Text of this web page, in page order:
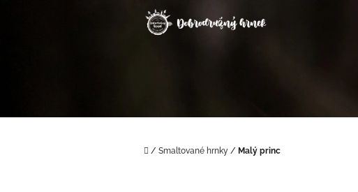
Domů
/ Smaltované hrnky / Malý princ